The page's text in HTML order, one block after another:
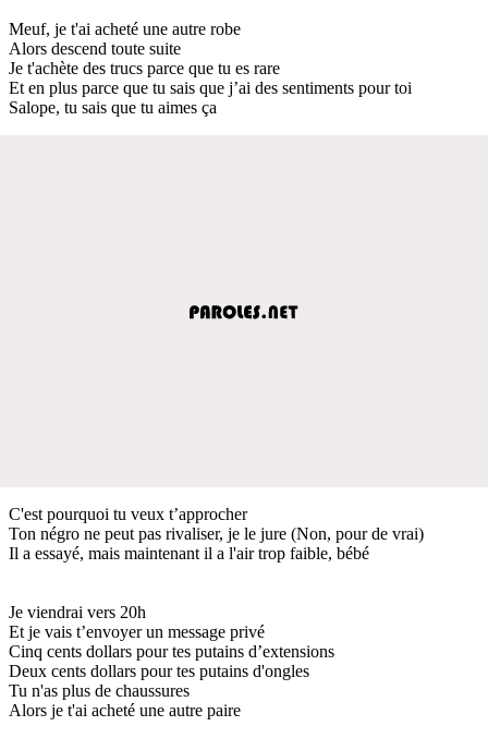
Meuf, je t'ai acheté une autre robe
Alors descend toute suite
Je t'achète des trucs parce que tu es rare
Et en plus parce que tu sais que j’ai des sentiments pour toi
Salope, tu sais que tu aimes ça
C'est pourquoi tu veux t’approcher
Ton négro ne peut pas rivaliser, je le jure (Non, pour de vrai)
Il a essayé, mais maintenant il a l'air trop faible, bébé
Je viendrai vers 20h
Et je vais t’envoyer un message privé
Cinq cents dollars pour tes putains d’extensions
Deux cents dollars pour tes putains d'ongles
Tu n'as plus de chaussures
Alors je t'ai acheté une autre paire